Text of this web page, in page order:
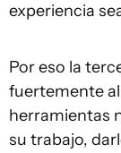
experiencia
Por eso la
fuertemente
herramientas
su trabajo,